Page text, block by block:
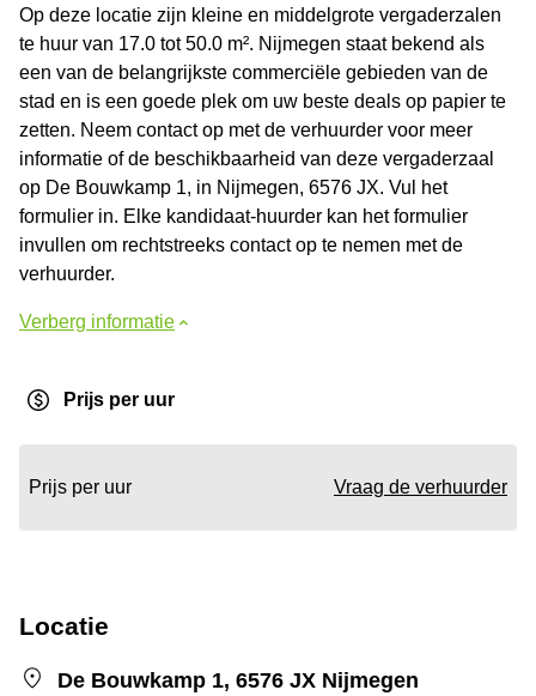
Op deze locatie zijn kleine en middelgrote vergaderzalen
te huur van 17.0 tot 50.0 m². Nijmegen staat bekend als
een van de belangrijkste commerciële gebieden van de
stad en is een goede plek om uw beste deals op papier te
zetten. Neem contact op met de verhuurder voor meer
informatie of de beschikbaarheid van deze vergaderzaal
op De Bouwkamp 1, in Nijmegen, 6576 JX. Vul het
formulier in. Elke kandidaat-huurder kan het formulier
invullen om rechtstreeks contact op te nemen met de
verhuurder.
Verberg informatie
Prijs per uur
Prijs per uur Vraag de verhuurder
Locatie
De Bouwkamp 1, 6576 JX Nijmegen